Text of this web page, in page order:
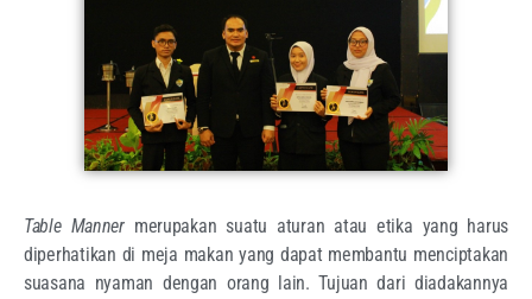
Table Manner merupakan suatu aturan atau etika yang harus
diperhatikan di meja makan yang dapat membantu menciptakan
suasana nyaman dengan orang lain. Tujuan dari diadakannya